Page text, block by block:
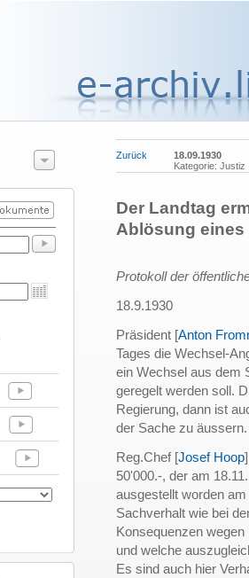
Zurück
18.09.1930
Kategorie: Justiz
Der Landtag
Ablösung eines
Protokoll der
18.9.1930
Präsident [Anton
Tages die Wechsel-
ein Wechsel aus dem
geregelt werden soll.
Regierung, dann ist
der Sache zu äussern.
Reg.Chef [Josef Hoop
50'000.-, der am
ausgestellt worden
Sachverhalt wie bei
Konsequenzen
und welche
Es sind auch hier